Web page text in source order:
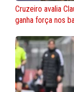
Cruzeiro avalia
ganha força nos